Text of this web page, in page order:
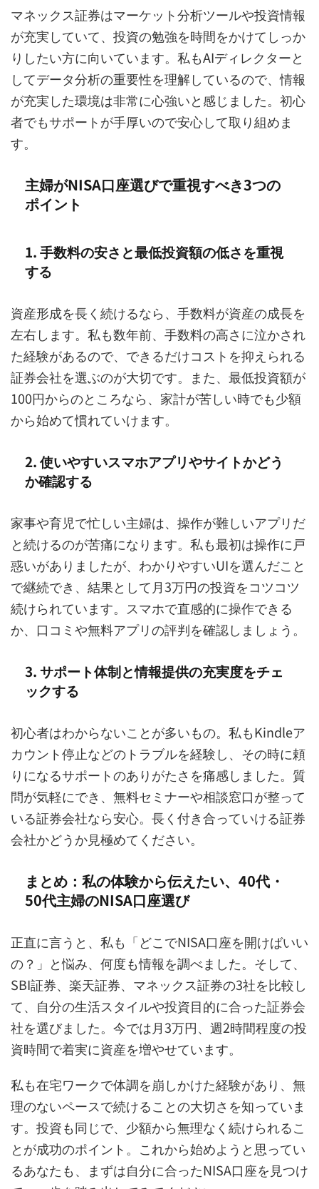
マネックス証券はマーケット分析ツールや投資情報
が充実していて、投資の勉強を時間をかけてしっか
りしたい方に向いています。私もAIディレクターと
してデータ分析の重要性を理解しているので、情報
が充実した環境は非常に心強いと感じました。初心
者でもサポートが手厚いので安心して取り組めま
す。
主婦がNISA口座選びで重視すべき3つの
ポイント
1. 手数料の安さと最低投資額の低さを重視
する
資産形成を長く続けるなら、手数料が資産の成長を
左右します。私も数年前、手数料の高さに泣かされ
た経験があるので、できるだけコストを抑えられる
証券会社を選ぶのが大切です。また、最低投資額が
100円からのところなら、家計が苦しい時でも少額
から始めて慣れていけます。
2. 使いやすいスマホアプリやサイトかどう
か確認する
家事や育児で忙しい主婦は、操作が難しいアプリだ
と続けるのが苦痛になります。私も最初は操作に戸
惑いがありましたが、わかりやすいUIを選んだこと
で継続でき、結果として月3万円の投資をコツコツ
続けられています。スマホで直感的に操作できる
か、口コミや無料アプリの評判を確認しましょう。
3. サポート体制と情報提供の充実度をチェ
ックする
初心者はわからないことが多いもの。私もKindleア
カウント停止などのトラブルを経験し、その時に頼
りになるサポートのありがたさを痛感しました。質
問が気軽にでき、無料セミナーや相談窓口が整って
いる証券会社なら安心。長く付き合っていける証券
会社かどうか見極めてください。
まとめ：私の体験から伝えたい、40代・
50代主婦のNISA口座選び
正直に言うと、私も「どこでNISA口座を開けばいい
の？」と悩み、何度も情報を調べました。そして、
SBI証券、楽天証券、マネックス証券の3社を比較し
て、自分の生活スタイルや投資目的に合った証券会
社を選びました。今では月3万円、週2時間程度の投
資時間で着実に資産を増やせています。
私も在宅ワークで体調を崩しかけた経験があり、無
理のないペースで続けることの大切さを知っていま
す。投資も同じで、少額から無理なく続けられるこ
とが成功のポイント。これから始めようと思ってい
るあなたも、まずは自分に合ったNISA口座を見つけ